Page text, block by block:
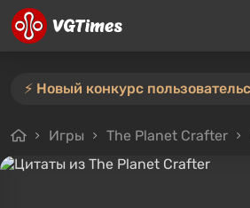
Игры The Planet Crafter